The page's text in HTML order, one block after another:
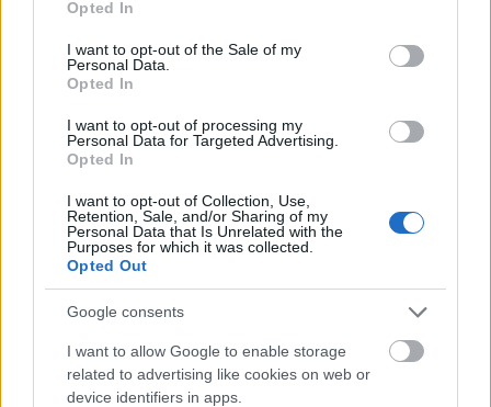
use your data for below specified purposes in below Google
consent section.
Opted In
I want to opt-out of the Sale of my
Personal Data.
Opted In
I want to opt-out of processing my
Personal Data for Targeted Advertising.
Opted In
I want to opt-out of Collection, Use,
Retention, Sale, and/or Sharing of my
Personal Data that Is Unrelated with the
Purposes for which it was collected.
Opted Out
Google consents
I want to allow Google to enable storage
related to advertising like cookies on web or
device identifiers in apps.
Zöld bevásárlókosarak trendje
Thaiföldről
Havasilive•2020. január 12.
Ha azt gondoljuk, hogy az kevés önmagában, ha mi
egyszemélyben nem használunk nejlon zacskót a